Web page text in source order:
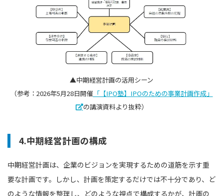
▲中期経営計画の活用シーン
（参考：2026年5月28日開催「【IPO塾】IPOのための事業計画作成」
の講演資料より抜粋）
4.中期経営計画の構成
中期経営計画は、企業のビジョンを実現するための道筋を示す重
要な計画です。しかし、計画を策定するだけでは不十分であり、ど
のような情報を整理し、どのような視点で構成するかが、計画の